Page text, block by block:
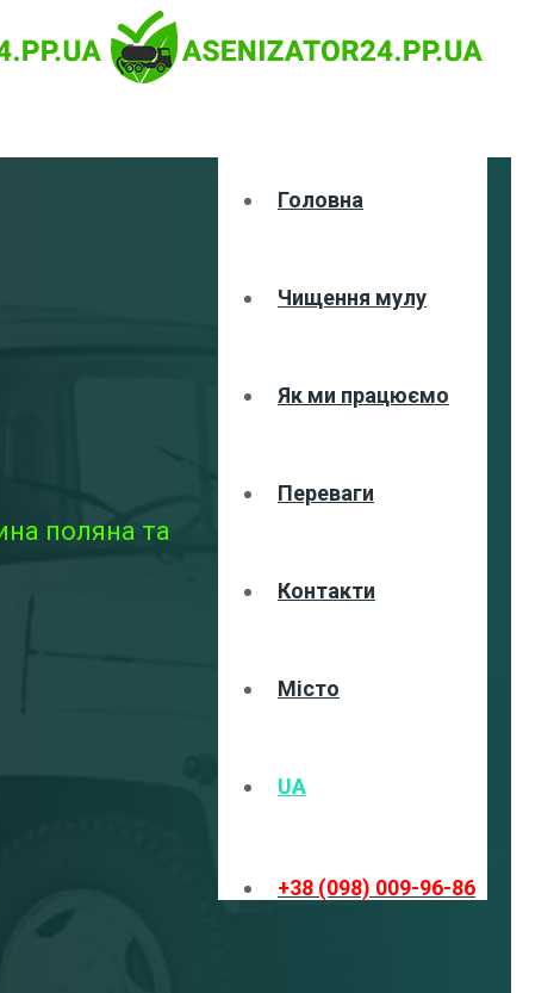
Головна
Чищення мулу
Як ми працюємо
Переваги
Контакти
Місто
UA
+38 (098) 009-96-86
поляна та